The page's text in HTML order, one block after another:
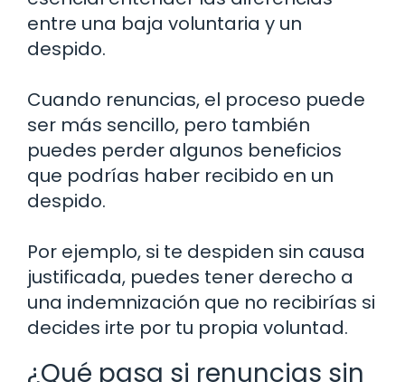
entre una baja voluntaria y un
despido.
Cuando renuncias, el proceso puede
ser más sencillo, pero también
puedes perder algunos beneficios
que podrías haber recibido en un
despido.
Por ejemplo, si te despiden sin causa
justificada, puedes tener derecho a
una indemnización que no recibirías si
decides irte por tu propia voluntad.
¿Qué pasa si renuncias sin